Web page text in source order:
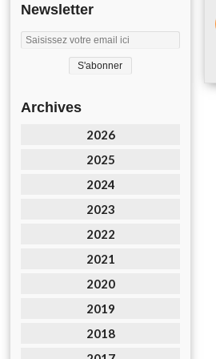
Newsletter
Archives
2026
2025
2024
2023
2022
2021
2020
2019
2018